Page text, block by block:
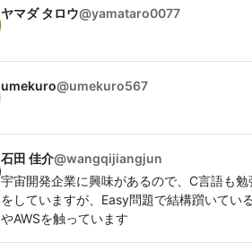
ヤマダ タロウ@yamataro0077
umekuro@umekuro567
石田 佳介@wangqijiangjun
宇宙開発企業に興味があるので、C言語も
をしていますが、Easy問題で結構躓いて
やAWSを触っています